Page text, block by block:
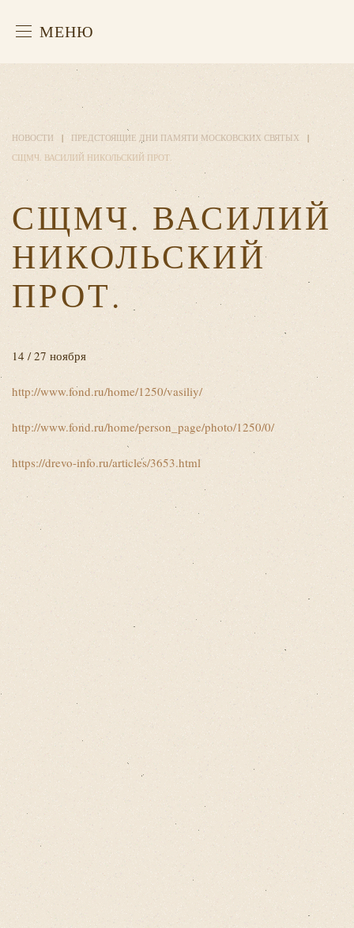
МЕНЮ
НОВОСТИ
ПРЕДСТОЯЩИЕ ДНИ ПАМЯТИ МОСКОВСКИХ СВЯТЫХ
СЩМЧ. ВАСИЛИЙ НИКОЛЬСКИЙ ПРОТ.
СЩМЧ. ВАСИЛИЙ
НИКОЛЬСКИЙ
ПРОТ.
14 / 27 ноября
http://www.fond.ru/home/1250/vasiliy/
http://www.fond.ru/home/person_page/photo/1250/0/
https://drevo-info.ru/articles/3653.html